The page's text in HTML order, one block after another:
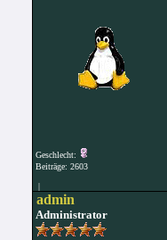
Geschlecht:
Beiträge: 2603
|
admin
Administrator